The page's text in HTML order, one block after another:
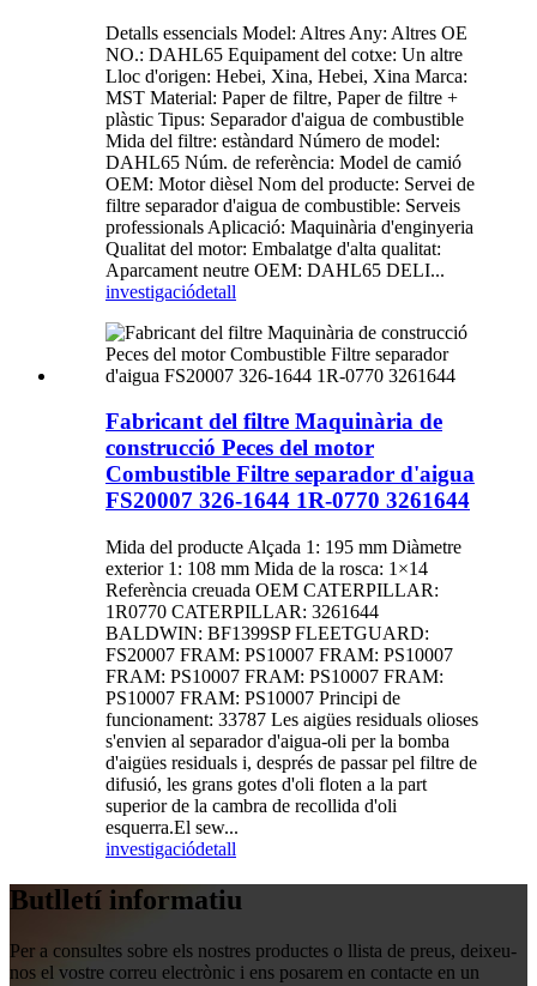
Detalls essencials Model: Altres Any: Altres OE
NO.: DAHL65 Equipament del cotxe: Un altre
Lloc d'origen: Hebei, Xina, Hebei, Xina Marca:
MST Material: Paper de filtre, Paper de filtre +
plàstic Tipus: Separador d'aigua de combustible
Mida del filtre: estàndard Número de model:
DAHL65 Núm. de referència: Model de camió
OEM: Motor dièsel Nom del producte: Servei de
filtre separador d'aigua de combustible: Serveis
professionals Aplicació: Maquinària d'enginyeria
Qualitat del motor: Embalatge d'alta qualitat:
Aparcament neutre OEM: DAHL65 DELI...
investigaciódetall
Fabricant del filtre Maquinària de
construcció Peces del motor
Combustible Filtre separador d'aigua
FS20007 326-1644 1R-0770 3261644
Mida del producte Alçada 1: 195 mm Diàmetre
exterior 1: 108 mm Mida de la rosca: 1×14
Referència creuada OEM CATERPILLAR:
1R0770 CATERPILLAR: 3261644
BALDWIN: BF1399SP FLEETGUARD:
FS20007 FRAM: PS10007 FRAM: PS10007
FRAM: PS10007 FRAM: PS10007 FRAM:
PS10007 FRAM: PS10007 Principi de
funcionament: 33787 Les aigües residuals olioses
s'envien al separador d'aigua-oli per la bomba
d'aigües residuals i, després de passar pel filtre de
difusió, les grans gotes d'oli floten a la part
superior de la cambra de recollida d'oli
esquerra.El sew...
investigaciódetall
Butlletí informatiu
Per a consultes sobre els nostres productes o llista de preus, deixeu-
nos el vostre correu electrònic i ens posarem en contacte en un